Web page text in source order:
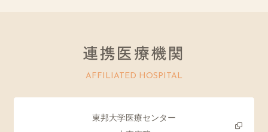
連携医療機関
AFFILIATED HOSPITAL
東邦大学医療センター